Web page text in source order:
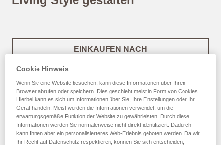
EINKAUFEN NACH
Sortieren nach
Jetzt gestalten Jetzt gestalten
Cookie Hinweis
Wenn Sie eine Website besuchen, kann diese Informationen über Ihren
Browser abrufen oder speichern. Dies geschieht meist in Form von Cookies.
Hierbei kann es sich um Informationen über Sie, Ihre Einstellungen oder Ihr
Gerät handeln. Meist werden die Informationen verwendet, um die
erwartungsgemäße Funktion der Website zu gewährleisten. Durch diese
Informationen werden Sie normalerweise nicht direkt identifiziert. Dadurch
kann Ihnen aber ein personalisierteres Web-Erlebnis geboten werden. Da wir
Ihr Recht auf Datenschutz respektieren, können Sie sich entscheiden,